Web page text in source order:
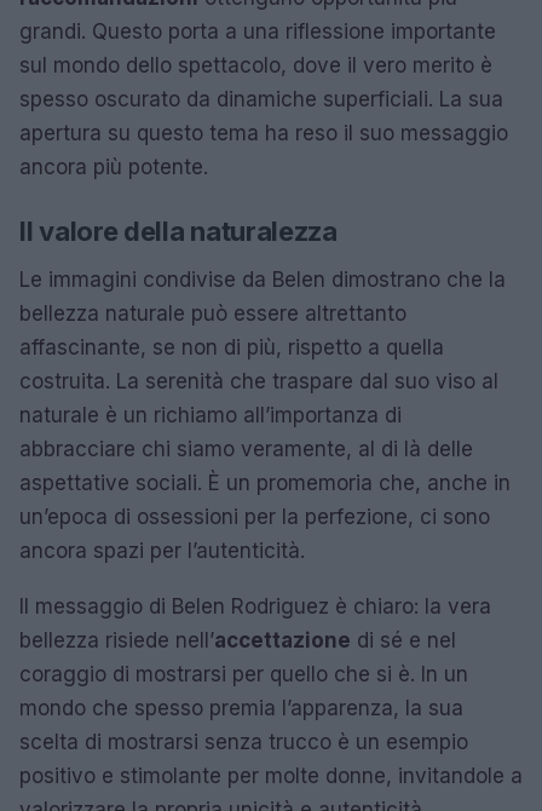
grandi. Questo porta a una riflessione importante
sul mondo dello spettacolo, dove il vero merito è
spesso oscurato da dinamiche superficiali. La sua
apertura su questo tema ha reso il suo messaggio
ancora più potente.
Il valore della naturalezza
Le immagini condivise da Belen dimostrano che la
bellezza naturale può essere altrettanto
affascinante, se non di più, rispetto a quella
costruita. La serenità che traspare dal suo viso al
naturale è un richiamo all’importanza di
abbracciare chi siamo veramente, al di là delle
aspettative sociali. È un promemoria che, anche in
un’epoca di ossessioni per la perfezione, ci sono
ancora spazi per l’autenticità.
Il messaggio di Belen Rodriguez è chiaro: la vera
bellezza risiede nell’accettazione di sé e nel
coraggio di mostrarsi per quello che si è. In un
mondo che spesso premia l’apparenza, la sua
scelta di mostrarsi senza trucco è un esempio
positivo e stimolante per molte donne, invitandole a